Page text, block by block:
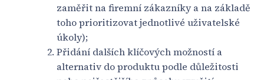
zaměřit na firemní zákazníky a na základě
toho prioritizovat jednotlivé uživatelské
úkoly);
Přidání dalších klíčových možností a
alternativ do produktu podle důležitosti